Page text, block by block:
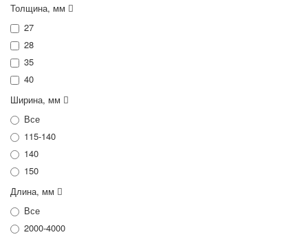
Толщина, мм
27
28
35
40
Ширина, мм
Все
115-140
140
150
Длина, мм
Все
2000-4000